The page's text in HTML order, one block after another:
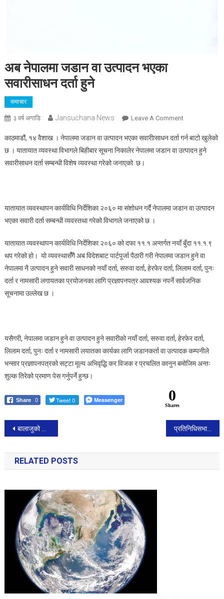
अब नेपालमा जडान वा उत्पादन भएका
सवारीसाधन दर्ता हुने
समाचार
३ वर्ष अगाडि Jansuchana News Leave A CommentOn
नेपालमा
जडान
दर्ता
काठमाडौं, १४ वैशाख । नेपालमा जडान वा उत्पादन भएका सवारीासाधन दर्ता गर्न बाटो खुलेको
छ । यातायात व्यवस्था विभागले बिहीबार सूचना निकालेर नेपालमा जडान वा उत्पादन हुने
सवारीसाधन दर्ता सम्बन्धी विशेष व्यवस्था गरेको जनाएको छ।
यातायात व्यवस्थापन कार्यविधि निर्देशिका २०६० मा संशोधन गर्दै नेपालमा जडान वा उत्पादन
भएका सवारी दर्ता सम्बन्धी व्यवस्तथा गरेको विभागले जनाएको छ ।
यातायात व्यवस्थापन कार्यविधि निर्देशिका २०६० को दफा ११.१ अन्तर्गत नयाँ बुँदा ११.१.९
थप गरेको हो। यो व्यवस्थासँँगै अब विदेशबाट पार्टपूर्जा पैठारी गरी नेपालमा जडान हुने वा
नेपालमा नै उत्पादन हुने सवारी साधनको नयाँ दर्ता, सरुवा दर्ता, हेरफेर दर्ता, लिलाम दर्ता, पुनः
दर्ता र नामसारी लगायतका प्रयोजनका लागि प्रज्ञापनपत्र आवश्यक नपर्ने सार्वजनिक
सूचनामा उल्लेख छ ।
यसैगरी, नेपालमा जडान हुने वा उत्पादन हुने सवारीको नयाँ दर्ता, सरुवा दर्ता, हेरफेर दर्ता,
लिलाम दर्ता, पुनः दर्ता र नामसारी लयातका कार्यका लागि जडानकर्ता वा उत्पादक कम्पनीले
भन्सार प्रज्ञापनपत्रको सट्टा मूल्य अभिवृद्धि कर विजक र प्रचलित कानुन बमोजिम अन्तः
शुल्क तिरेको प्रमाण पेस गर्नुपर्ने हुन्छ।
Share 0 Tweet 0 Messenger 0
Shares
Post
navigation
बालाजुको कोतःधुकु पेट्रोल पम्पमा महानगरको सिल प्रतिनिधिसभा बैठकः संबैधानिक परिषद सम्बन्धी बिद्येयकमा कार्यसुची मै अटेन
RELATED POSTS